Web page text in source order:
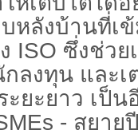
บหลังบ้านที่เ
ISO ซึ่งช่วย
ลงทุน และเ
ะยะยาว เป็น
- สยาย